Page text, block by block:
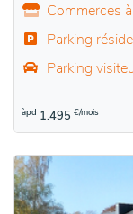
Commerces
Parking
Parking
àpd 1.495 €/mois